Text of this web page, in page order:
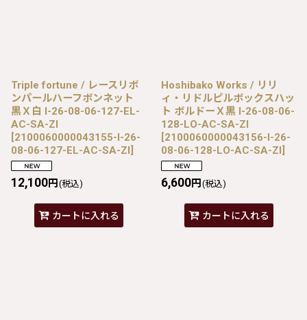
Triple fortune / レースリボ
ンパールハーフボンネット
黒Ｘ白 I-26-08-06-127-EL-
AC-SA-ZI
[2100060000043155-I-26-
08-06-127-EL-AC-SA-ZI]
12,100円 (税込)
カートに入れる
Hoshibako Works / リリ
ィ・リドルピルボックスハッ
ト ボルドーＸ黒 I-26-08-06-
128-LO-AC-SA-ZI
[2100060000043156-I-26-
08-06-128-LO-AC-SA-ZI]
6,600円 (税込)
カートに入れる